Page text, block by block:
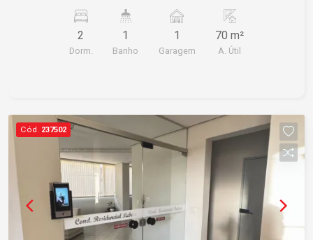
sua família. Não perca essa oportunidade!
2
Dorm.
1
Banho
1
Garagem
70 m²
A. Útil
Cód. 237502